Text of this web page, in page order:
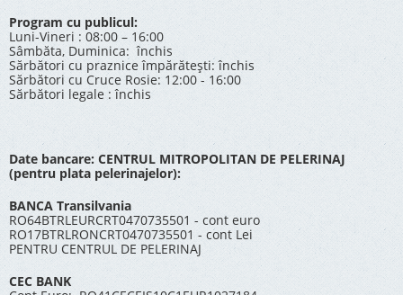
Program cu publicul:
Luni-Vineri : 08:00 – 16:00
Sâmbăta, Duminica: închis
Sărbători cu praznice împărătești: închis
Sărbători cu Cruce Rosie: 12:00 - 16:00
Sărbători legale : închis
Date bancare: CENTRUL MITROPOLITAN DE PELERINAJ
(pentru plata pelerinajelor):
BANCA Transilvania
RO64BTRLEURCRT0470735501 - cont euro
RO17BTRLRONCRT0470735501 - cont Lei
PENTRU CENTRUL DE PELERINAJ
CEC BANK